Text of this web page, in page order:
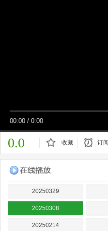
00:00 / 0:00
0.0 收藏 订阅
20250329
20250308
20250214